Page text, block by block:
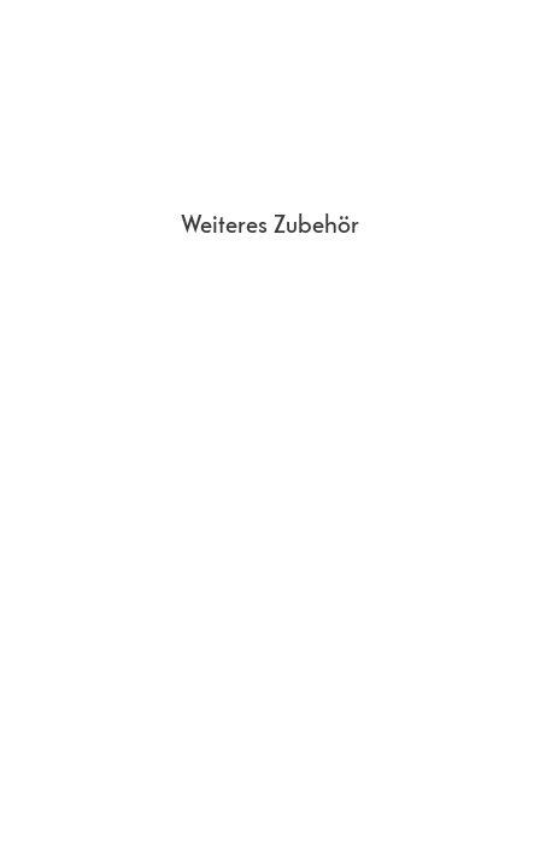
Weiteres Zubehör